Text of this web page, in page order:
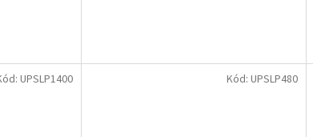
UPSLP1400 Kód: UPSLP480